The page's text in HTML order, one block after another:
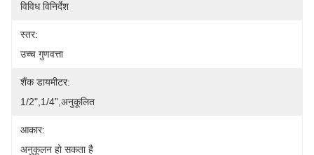
विविध विनिर्देश
स्तर:
उच्च गुणवत्ता
शैंक डायमीटर:
1/2",1/4",अनुकूलित
आकार:
अनुकूलन हो सकता है